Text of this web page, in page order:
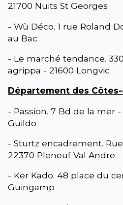
21700 Nuits St Georges
- Wù Déco. 1 rue Roland
au Bac
- Le marché tendance.
agrippa - 21600 Longvic
Département des Côtes-
- Passion. 7 Bd de la mer -
Guildo
- Sturtz encadrement.
22370 Pleneuf Val Andre
- Ker Kado. 48 place du
Guingamp